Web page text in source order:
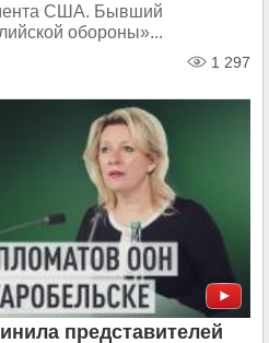
США. Бывший
обороны»...
1 297
представителей